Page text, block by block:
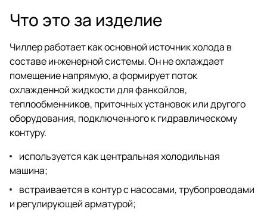
Что это за изделие
Чиллер работает как основной источник холода в
составе инженерной системы. Он не охлаждает
помещение напрямую, а формирует поток
охлажденной жидкости для фанкойлов,
теплообменников, приточных установок или другого
оборудования, подключенного к гидравлическому
контуру.
используется как центральная холодильная
машина;
встраивается в контур с насосами, трубопроводами
и регулирующей арматурой;